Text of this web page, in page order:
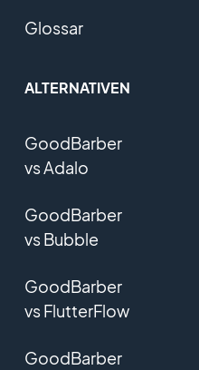
Glossar
ALTERNATIVEN
GoodBarber
vs Adalo
GoodBarber
vs Bubble
GoodBarber
vs FlutterFlow
GoodBarber